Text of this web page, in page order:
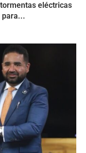
eléctricas
para...